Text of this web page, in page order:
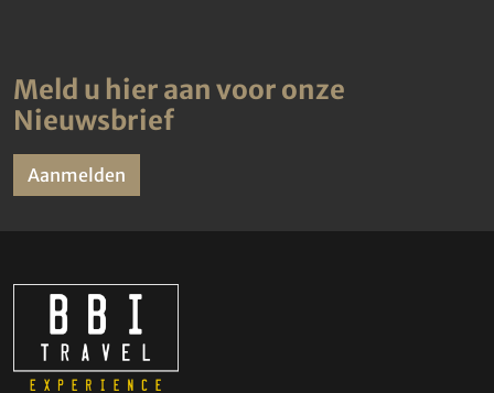
Meld u hier aan voor onze
Nieuwsbrief
Aanmelden